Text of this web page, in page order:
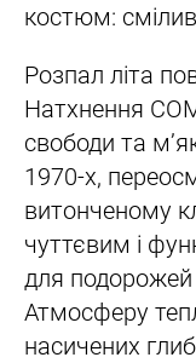
костюм:
Розпал літа
Натхнення
свободи та
1970-х,
витонченому
чуттєвим і
для
Атмосферу
насичених